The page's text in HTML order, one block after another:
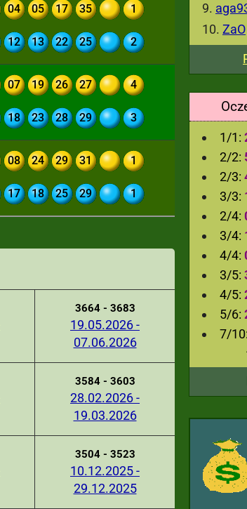
ZaO
1/1:
2/2:
2/3:
3/3:
2/4:
3/4:
4/4:
3/5:
4/5:
5/6:
7/10:
04 05 17 35 1
12 13 22 25 2
07 19 26 27 4
18 23 28 29 3
08 24 29 31 1
17 18 25 29 1
3664 - 3683
19.05.2026 -
07.06.2026
3584 - 3603
28.02.2026 -
19.03.2026
3504 - 3523
10.12.2025 -
29.12.2025